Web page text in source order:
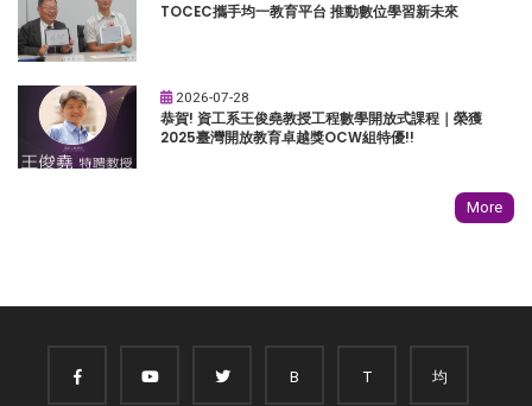
TOCEC攜手均一教育平台 推動數位學習新未來
2026-07-28
恭賀! 資工系王俊堯教授工程數學開放式課程｜榮獲
2025臺灣開放教育卓越獎OCW組特優!!
More
B T 均